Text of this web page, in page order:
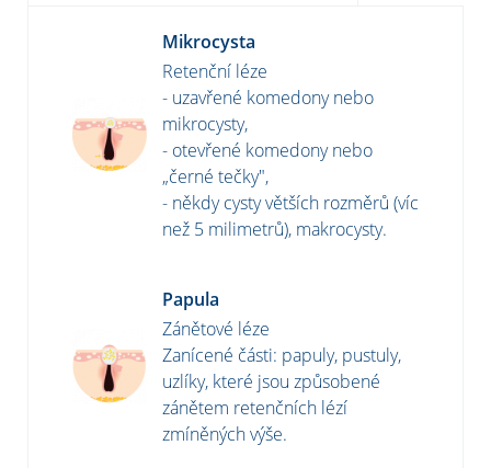
Mikrocysta
Retenční léze
- uzavřené komedony nebo
mikrocysty,
- otevřené komedony nebo
„černé tečky",
- někdy cysty větších rozměrů (víc
než 5 milimetrů), makrocysty.
Papula
Zánětové léze
Zanícené části: papuly, pustuly,
uzlíky, které jsou způsobené
zánětem retenčních lézí
zmíněných výše.